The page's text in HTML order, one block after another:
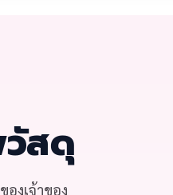
สดุ
งเจ้าของ